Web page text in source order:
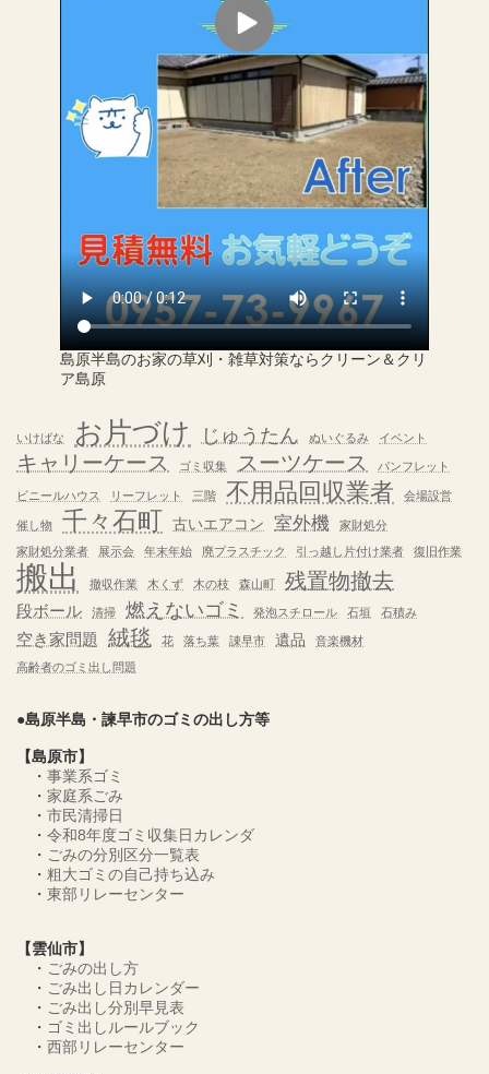
島原半島のお家の草刈・雑草対策ならクリーン＆クリ
ア島原
いけばな お片づけ じゅうたん ぬいぐるみ イベント
キャリーケース ゴミ収集 スーツケース パンフレット
ビニールハウス リーフレット 三階 不用品回収業者 会場設営
催し物 千々石町 古いエアコン 室外機
家財処分
家財処分業者
展示会 年末年始 廃プラスチック 引っ越し片付け業者 復旧作業
搬出 撤収作業 木くず 木の枝 森山町 残置物撤去
段ボール 清掃 燃えないゴミ 発泡スチロール 石垣 石積み
空き家問題 絨毯 花 落ち葉 諌早市 遺品
音楽機材
高齢者のゴミ出し問題
●島原半島・諫早市のゴミの出し方等
【島原市】
・ 事業系ゴミ
・ 家庭系ごみ
・ 市民清掃日
・ 令和8年度ゴミ収集日カレンダ
・ ごみの分別区分一覧表
・ 粗大ゴミの自己持ち込み
・ 東部リレーセンター
【雲仙市】
・ ごみの出し方
・ ごみ出し日カレンダー
・ ごみ出し分別早見表
・ ゴミ出しルールブック
・ 西部リレーセンター